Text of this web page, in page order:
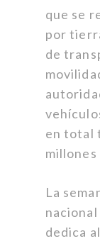
que se
por
de
en total
millones
La
dedica